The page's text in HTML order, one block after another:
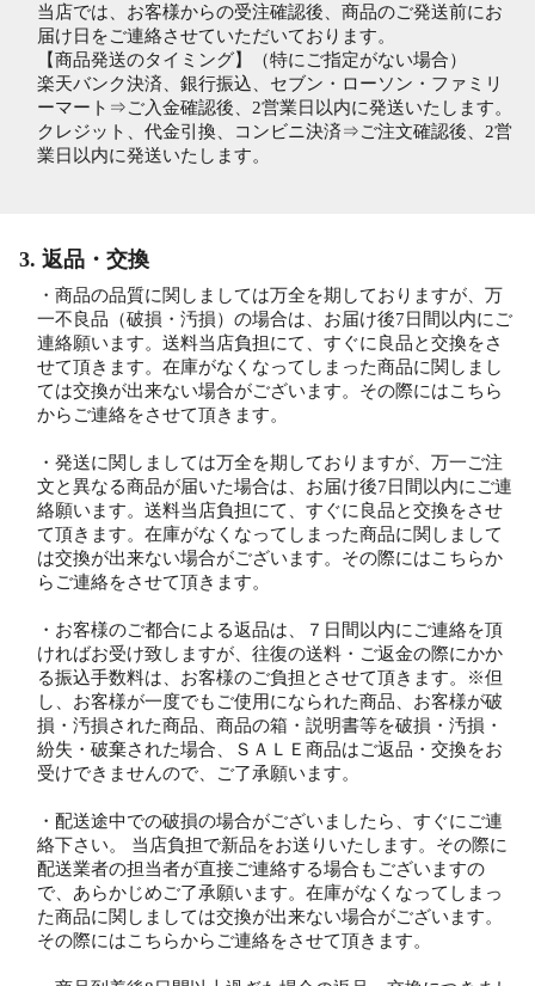
当店では、お客様からの受注確認後、商品のご発送前にお
届け日をご連絡させていただいております。
【商品発送のタイミング】（特にご指定がない場合）
楽天バンク決済、銀行振込、セブン・ローソン・ファミリ
ーマート⇒ご入金確認後、2営業日以内に発送いたします。
クレジット、代金引換、コンビニ決済⇒ご注文確認後、2営
業日以内に発送いたします。
3. 返品・交換
・商品の品質に関しましては万全を期しておりますが、万
一不良品（破損・汚損）の場合は、お届け後7日間以内にご
連絡願います。送料当店負担にて、すぐに良品と交換をさ
せて頂きます。在庫がなくなってしまった商品に関しまし
ては交換が出来ない場合がございます。その際にはこちら
からご連絡をさせて頂きます。
・発送に関しましては万全を期しておりますが、万一ご注
文と異なる商品が届いた場合は、お届け後7日間以内にご連
絡願います。送料当店負担にて、すぐに良品と交換をさせ
て頂きます。在庫がなくなってしまった商品に関しまして
は交換が出来ない場合がございます。その際にはこちらか
らご連絡をさせて頂きます。
・お客様のご都合による返品は、７日間以内にご連絡を頂
ければお受け致しますが、往復の送料・ご返金の際にかか
る振込手数料は、お客様のご負担とさせて頂きます。※但
し、お客様が一度でもご使用になられた商品、お客様が破
損・汚損された商品、商品の箱・説明書等を破損・汚損・
紛失・破棄された場合、ＳＡＬＥ商品はご返品・交換をお
受けできませんので、ご了承願います。
・配送途中での破損の場合がございましたら、すぐにご連
絡下さい。 当店負担で新品をお送りいたします。その際に
配送業者の担当者が直接ご連絡する場合もございますの
で、あらかじめご了承願います。在庫がなくなってしまっ
た商品に関しましては交換が出来ない場合がございます。
その際にはこちらからご連絡をさせて頂きます。